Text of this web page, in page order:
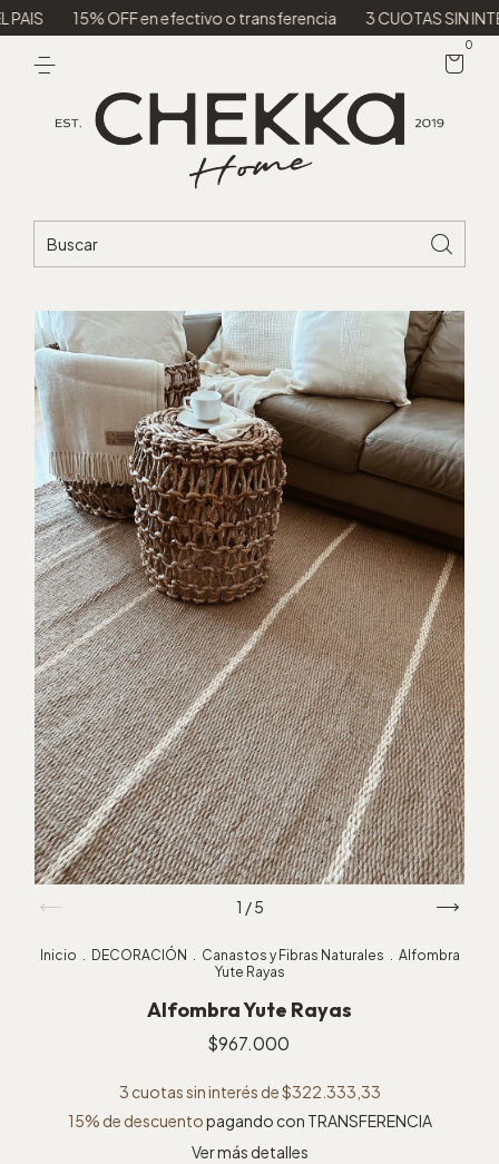
15% OFF en efectivo o transferencia 3 CUOTAS SIN INTERES
0
1 /5
Inicio . DECORACIÓN . Canastos y Fibras Naturales . Alfombra
Yute Rayas
Alfombra Yute Rayas
$967.000
3 cuotas sin interés de$322.333,33
15% de descuentopagando con TRANSFERENCIA
Ver más detalles